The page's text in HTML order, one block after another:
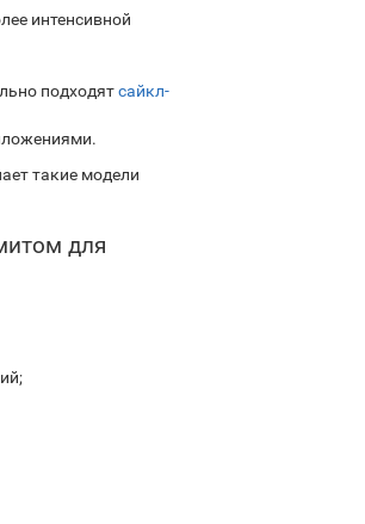
интенсивной
подходятсайкл-
такие модели
для